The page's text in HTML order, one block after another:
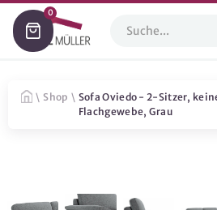
0
\ Shop \ Sofa Oviedo - 2-Sitzer,
Flachgewebe, Grau